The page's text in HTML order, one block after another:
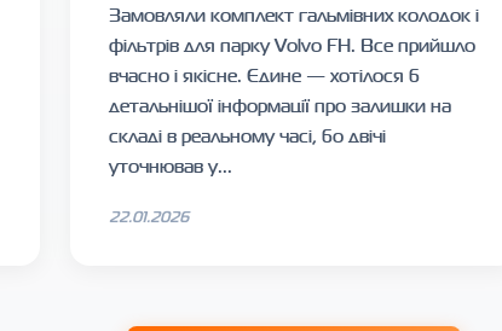
Замовляли комплект гальмівних колодок і
фільтрів для парку Volvo FH. Все прийшло
вчасно і якісне. Єдине — хотілося б
детальнішої інформації про залишки на
складі в реальному часі, бо двічі
уточнював у...
22.01.2026